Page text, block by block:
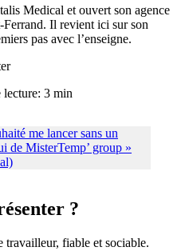
Medical et ouvert son agence
Il revient ici sur son
pas avec l’enseigne.
lecture: 3 min
?
travailleur, fiable et sociable.